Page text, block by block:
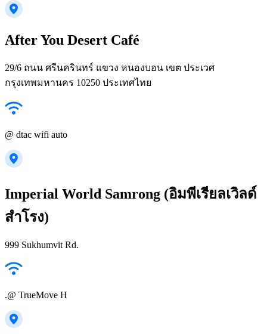
After You Desert Café
29/6 ถนน ศรีนครินทร์ แขวง หนองบอน เขต ประเวศ
กรุงเทพมหานคร 10250 ประเทศไทย
@ dtac wifi auto
Imperial World Samrong (อิมพีเรียลเวิลด์
สำโรง)
999 Sukhumvit Rd.
.@ TrueMove H